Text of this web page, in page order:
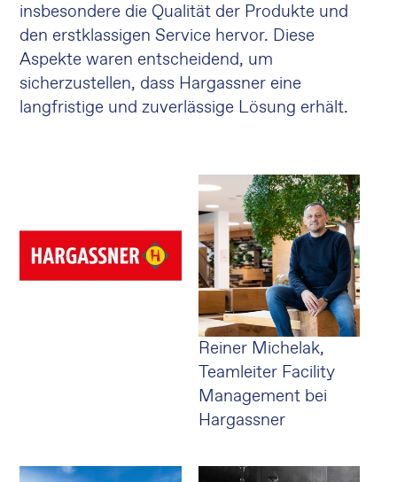
insbesondere die Qualität der Produkte und
den erstklassigen Service hervor. Diese
Aspekte waren entscheidend, um
sicherzustellen, dass Hargassner eine
langfristige und zuverlässige Lösung erhält.
Reiner Michelak,
Teamleiter Facility
Management bei
Hargassner